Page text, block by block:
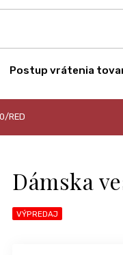
Postup vrátenia
RED
Dámska
VÝPREDAJ